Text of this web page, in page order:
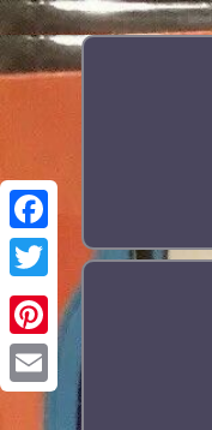
Facebook
Pinterest